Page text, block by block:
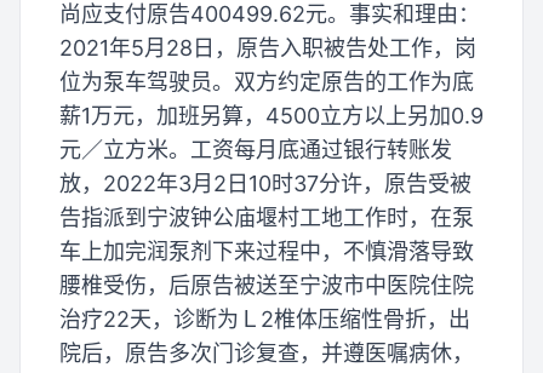
尚应支付原告400499.62元。事实和理由：
2021年5月28日，原告入职被告处工作，岗
位为泵车驾驶员。双方约定原告的工作为底
薪1万元，加班另算，4500立方以上另加0.9
元／立方米。工资每月底通过银行转账发
放，2022年3月2日10时37分许，原告受被
告指派到宁波钟公庙堰村工地工作时，在泵
车上加完润泵剂下来过程中，不慎滑落导致
腰椎受伤，后原告被送至宁波市中医院住院
治疗22天，诊断为Ｌ2椎体压缩性骨折，出
院后，原告多次门诊复查，并遵医嘱病休，